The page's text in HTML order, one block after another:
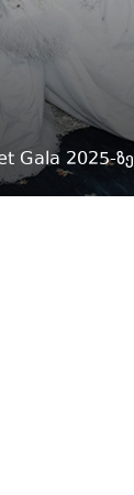
Gala 2025-